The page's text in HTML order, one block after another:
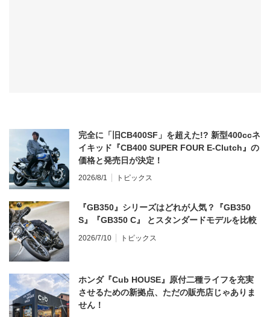
完全に「旧CB400SF」を超えた!? 新型400ccネ
イキッド『CB400 SUPER FOUR E-Clutch』の
価格と発売日が決定！
2026/8/1 トピックス
『GB350』シリーズはどれが人気？『GB350
S』『GB350 C』 とスタンダードモデルを比較
2026/7/10 トピックス
ホンダ『Cub HOUSE』原付二種ライフを充実
させるための新拠点、ただの販売店じゃありま
せん！